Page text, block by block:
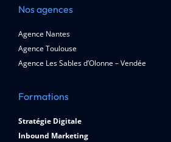
Nos agences
Agence Nantes
Agence Toulouse
Agence Les Sables d’Olonne – Vendée
Formations
Stratégie Digitale
Inbound Marketing